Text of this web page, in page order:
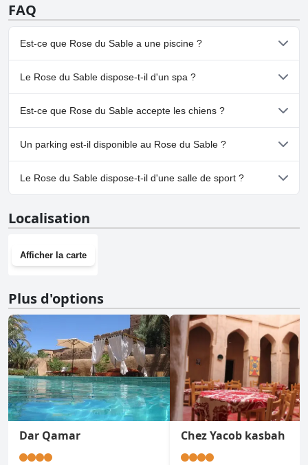
FAQ
Est-ce que Rose du Sable a une piscine ?
Oui, Rose du Sable dispose de piscine(s) appartenant à une ou
plusieurs des catégories suivantes : Piscine Extérieure.
Le Rose du Sable dispose-t-il d'un spa ?
Non, il n'y a pas de spa à Rose du Sable.
Est-ce que Rose du Sable accepte les chiens ?
Non, Rose du Sable n'accepte pas les chiens.
Un parking est-il disponible au Rose du Sable ?
Oui, un parking est disponible à Rose du Sable.
Le Rose du Sable dispose-t-il d'une salle de sport ?
Localisation
Afficher la carte
Plus d'options
Dar Qamar Chez Yacob kasbah